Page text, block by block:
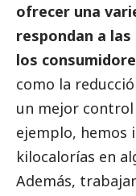
ofrecer una
respondan a
los
como la
un mejor
ejemplo, hemos
kilocalorías en
Además,